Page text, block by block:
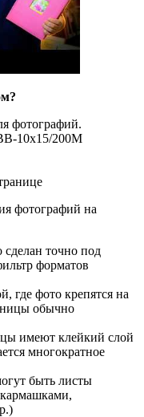
фотографий.
10x15/200M
фотографий на
точно под
форматов
где фото крепятся на
обычно
имеют клейкий слой
многократное
быть листы